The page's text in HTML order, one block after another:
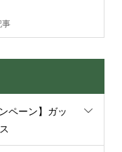
事
ペーン】ガッ